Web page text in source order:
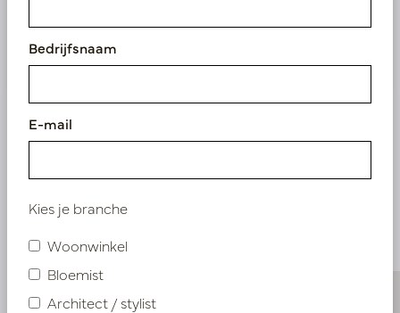
Nieuw? Registreer hier
Vergelijkbare
producten
Bedrijfsnaam
E-mail
Kies je branche
Woonwinkel
Bloemist
Architect / stylist